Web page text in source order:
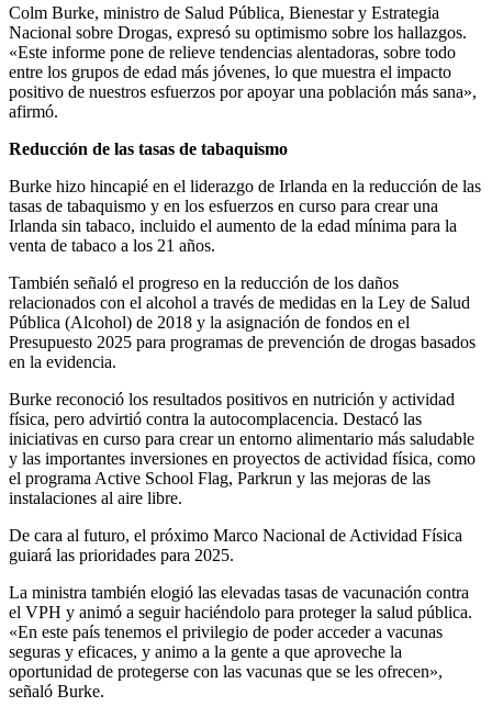
Colm Burke, ministro de Salud Pública, Bienestar y Estrategia
Nacional sobre Drogas, expresó su optimismo sobre los hallazgos.
«Este informe pone de relieve tendencias alentadoras, sobre todo
entre los grupos de edad más jóvenes, lo que muestra el impacto
positivo de nuestros esfuerzos por apoyar una población más sana»,
afirmó.
Reducción de las tasas de tabaquismo
Burke hizo hincapié en el liderazgo de Irlanda en la reducción de las
tasas de tabaquismo y en los esfuerzos en curso para crear una
Irlanda sin tabaco, incluido el aumento de la edad mínima para la
venta de tabaco a los 21 años.
También señaló el progreso en la reducción de los daños
relacionados con el alcohol a través de medidas en la Ley de Salud
Pública (Alcohol) de 2018 y la asignación de fondos en el
Presupuesto 2025 para programas de prevención de drogas basados
en la evidencia.
Burke reconoció los resultados positivos en nutrición y actividad
física, pero advirtió contra la autocomplacencia. Destacó las
iniciativas en curso para crear un entorno alimentario más saludable
y las importantes inversiones en proyectos de actividad física, como
el programa Active School Flag, Parkrun y las mejoras de las
instalaciones al aire libre.
De cara al futuro, el próximo Marco Nacional de Actividad Física
guiará las prioridades para 2025.
La ministra también elogió las elevadas tasas de vacunación contra
el VPH y animó a seguir haciéndolo para proteger la salud pública.
«En este país tenemos el privilegio de poder acceder a vacunas
seguras y eficaces, y animo a la gente a que aproveche la
oportunidad de protegerse con las vacunas que se les ofrecen»,
señaló Burke.